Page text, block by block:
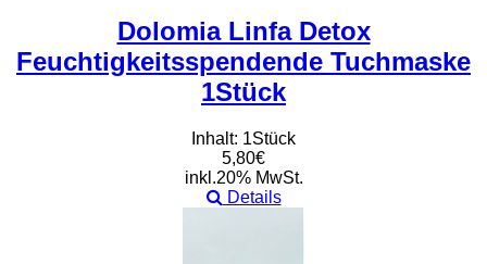
Dolomia Linfa Detox
Feuchtigkeitsspendende Tuchmaske
1Stück
Inhalt: 1Stück
5,80€
inkl.20% MwSt.
Details